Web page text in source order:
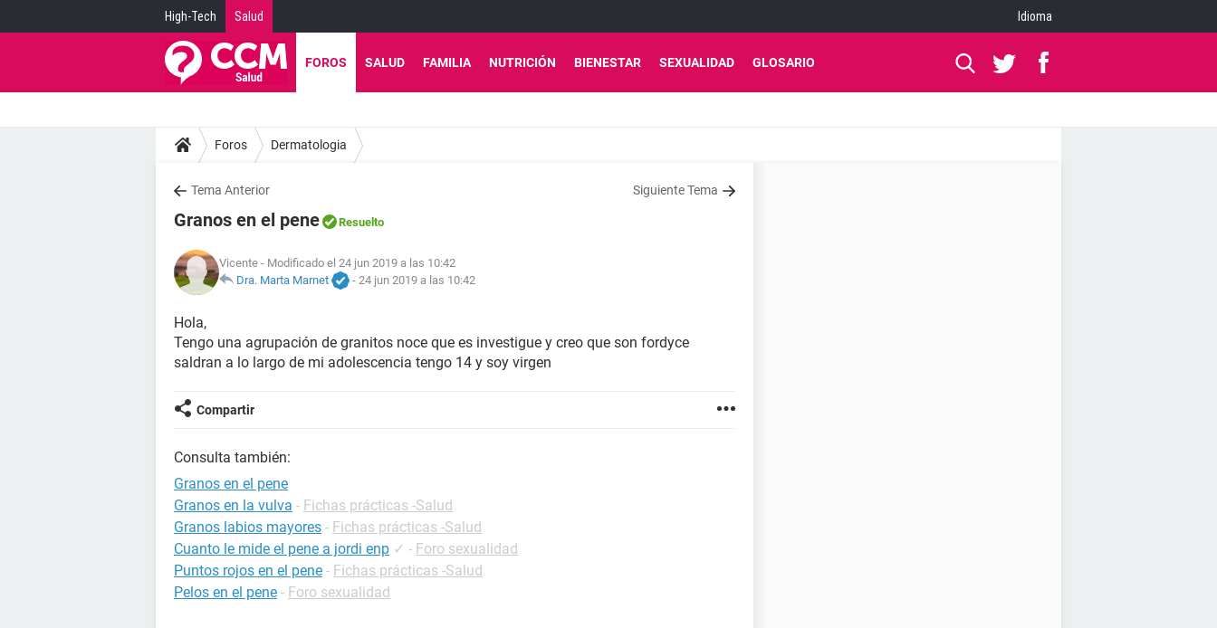
High-Tech Salud Idioma
FOROS SALUD FAMILIA NUTRICIÓN BIENESTAR SEXUALIDAD GLOSARIO
Foros Dermatologia
Tema Anterior Siguiente Tema
Granos en el pene Resuelto
Vicente - Modificado el 24 jun 2019 a las 10:42
Dra. Marta Marnet
- 24 jun 2019 a las 10:42
Hola,
Tengo una agrupación de granitos noce que es investigue y creo que son fordyce
saldran a lo largo de mi adolescencia tengo 14 y soy virgen
Compartir
Consulta también:
Granos en el pene
Granos en la vulva - Fichas prácticas -Salud
Granos labios mayores - Fichas prácticas -Salud
Cuanto le mide el pene a jordi enp ✓ - Foro sexualidad
Puntos rojos en el pene - Fichas prácticas -Salud
Pelos en el pene - Foro sexualidad